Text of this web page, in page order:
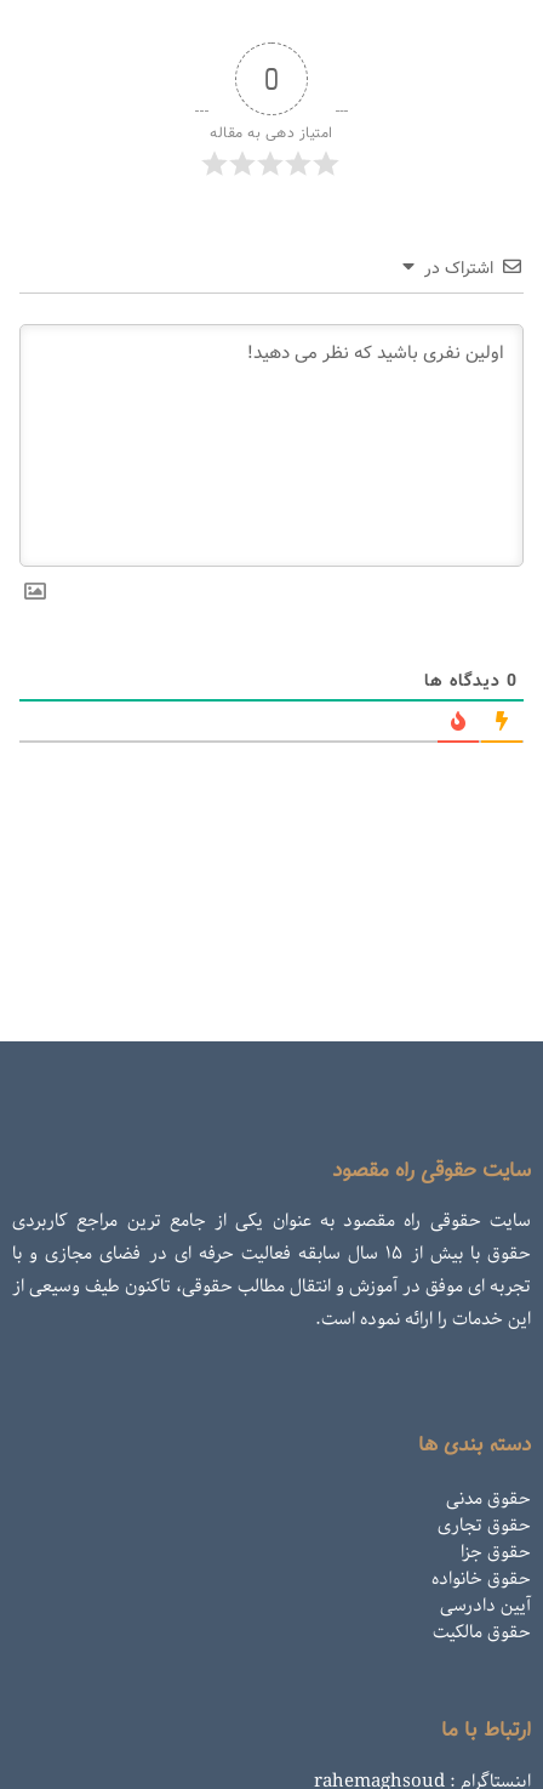
0
امتیاز دهی به مقاله
اشتراک در
0 دیدگاه ها
سایت حقوقی راه مقصود
سایت حقوقی راه مقصود به عنوان یکی از جامع ترین مراجع کاربردی
حقوق با بیش از ۱۵ سال سابقه فعالیت حرفه ای در فضای مجازی و با
تجربه ای موفق در آموزش و انتقال مطالب حقوقی، تاکنون طیف وسیعی از
این خدمات را ارائه نموده است.
دسته بندی ها
حقوق مدنی
حقوق تجاری
حقوق جزا
حقوق خانواده
آیین دادرسی
حقوق مالکیت
ارتباط با ما
اینستاگرام : rahemaghsoud